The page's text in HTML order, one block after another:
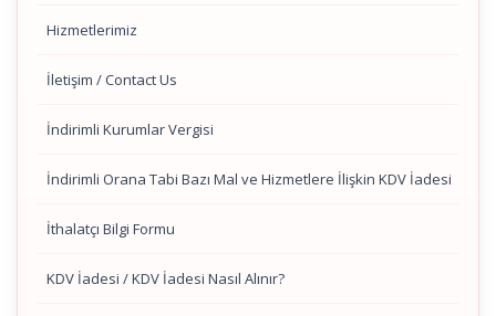
Hizmetlerimiz
İletişim / Contact Us
İndirimli Kurumlar Vergisi
İndirimli Orana Tabi Bazı Mal ve Hizmetlere İlişkin KDV İadesi
İthalatçı Bilgi Formu
KDV İadesi / KDV İadesi Nasıl Alınır?